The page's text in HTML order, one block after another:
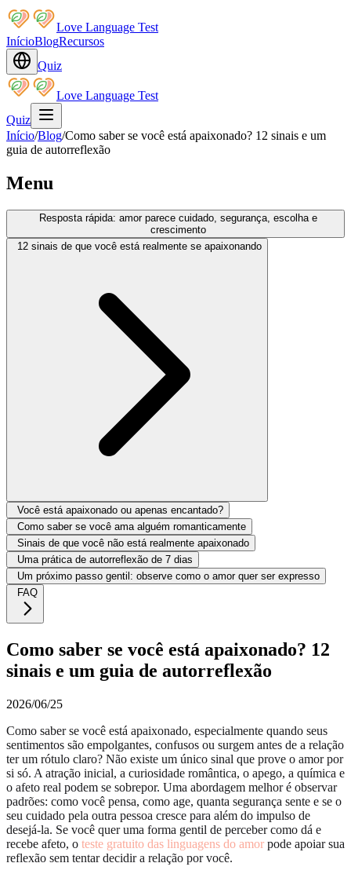
Love Language Test
InícioBlogRecursos
Quiz
Love Language Test
Quiz
Início/Blog/Como saber se você está apaixonado? 12 sinais e um
guia de autorreflexão
Menu
Resposta rápida: amor parece cuidado, segurança, escolha e
crescimento
12 sinais de que você está realmente se apaixonando
Você está apaixonado ou apenas encantado?
Como saber se você ama alguém romanticamente
Sinais de que você não está realmente apaixonado
Uma prática de autorreflexão de 7 dias
Um próximo passo gentil: observe como o amor quer ser expresso
FAQ
Como saber se você está apaixonado? 12
sinais e um guia de autorreflexão
2026/06/25
Como saber se você está apaixonado, especialmente quando seus
sentimentos são empolgantes, confusos ou surgem antes de a relação
ter um rótulo claro? Não existe um único sinal que prove o amor por
si só. A atração inicial, a curiosidade romântica, o apego, a química e
o afeto real podem se sobrepor. Uma abordagem melhor é observar
padrões: como você pensa, como age, quanta segurança sente e se o
seu cuidado pela outra pessoa cresce para além do impulso de
desejá-la. Se você quer uma forma gentil de perceber como dá e
recebe afeto, o teste gratuito das linguagens do amor pode apoiar sua
reflexão sem tentar decidir a relação por você.